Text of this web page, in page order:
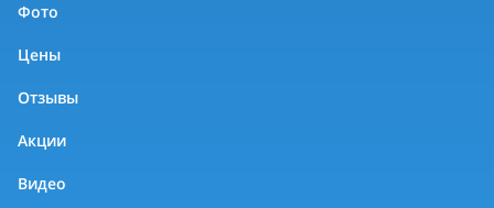
Фото
Цены
Отзывы
Акции
Видео